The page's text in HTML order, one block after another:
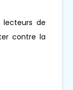
lecteurs de
contre la